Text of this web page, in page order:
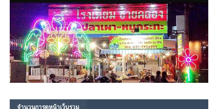
จำนวนการดูหน้าเว็บรวม